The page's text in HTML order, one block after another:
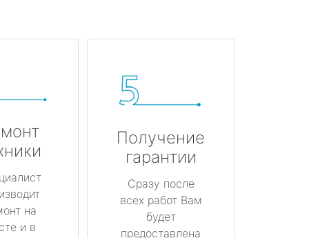
на
и в
Получение
гарантии
Сразу после
всех работ Вам
будет
предоставлена